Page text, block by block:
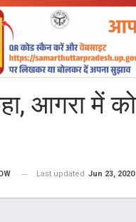
आगरा में
Last updated Jun 23, 2020